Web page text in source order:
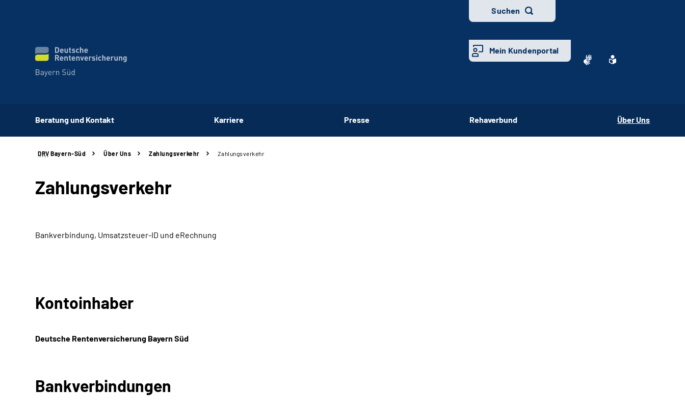
Suchen
Mein Kundenportal
Beratung und Kontakt Karriere Presse Rehaverbund Über Uns
DRV Bayern-Süd Über Uns Zahlungsverkehr Zahlungsverkehr
Zahlungsverkehr
Bankverbindung, Umsatzsteuer-ID und eRechnung
Kontoinhaber
Deutsche Rentenversicherung Bayern Süd
Bankverbindungen